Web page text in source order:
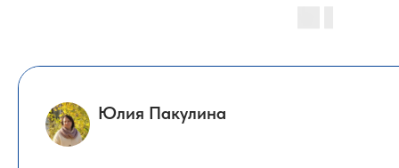
Юлия Пакулина